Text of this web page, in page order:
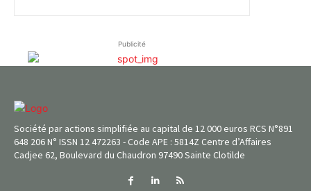
Publicité
Société par actions simplifiée au capital de 12 000 euros RCS N°891
648 206 N° ISSN 12 472263 - Code APE : 5814Z Centre d’Affaires
Cadjee 62, Boulevard du Chaudron 97490 Sainte Clotilde